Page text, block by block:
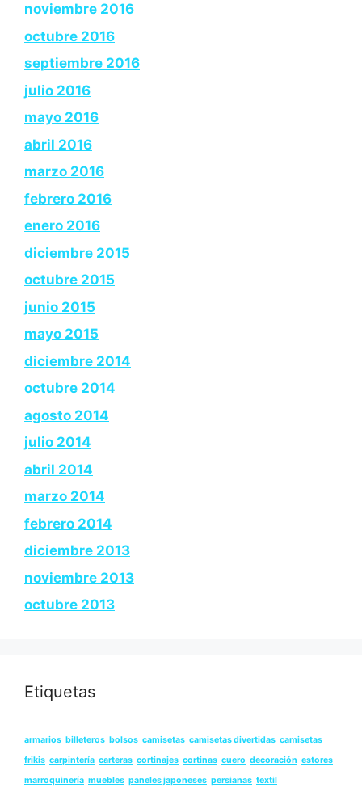
noviembre 2016
octubre 2016
septiembre 2016
julio 2016
mayo 2016
abril 2016
marzo 2016
febrero 2016
enero 2016
diciembre 2015
octubre 2015
junio 2015
mayo 2015
diciembre 2014
octubre 2014
agosto 2014
julio 2014
abril 2014
marzo 2014
febrero 2014
diciembre 2013
noviembre 2013
octubre 2013
Etiquetas
armarios billeteros bolsos camisetas camisetas divertidas camisetas
frikis carpintería carteras cortinajes cortinas cuero decoración estores
marroquinería muebles paneles japoneses persianas textil